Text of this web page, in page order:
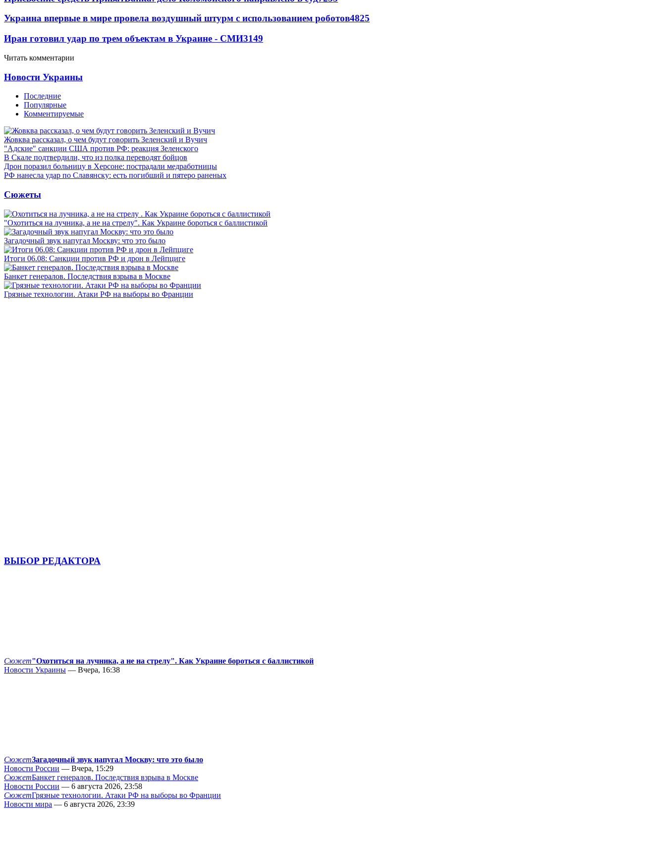
Украина впервые в мире провела воздушный штурм с использованием роботов4825
Иран готовил удар по трем объектам в Украине - СМИ3149
Читать комментарии
Новости Украины
Последние
Популярные
Комментируемые
Жовква рассказал, о чем будут говорить Зеленский и Вучич
"Адские" санкции США против РФ: реакция Зеленского
В Скале подтвердили, что из полка переводят бойцов
Дрон поразил больницу в Херсоне: пострадали медработницы
РФ нанесла удар по Славянску: есть погибший и пятеро раненых
Сюжеты
"Охотиться на лучника, а не на стрелу". Как Украине бороться с баллистикой
Загадочный звук напугал Москву: что это было
Итоги 06.08: Санкции против РФ и дрон в Лейпциге
Банкет генералов. Последствия взрыва в Москве
Грязные технологии. Атаки РФ на выборы во Франции
ВЫБОР РЕДАКТОРА
Сюжет"Охотиться на лучника, а не на стрелу". Как Украине бороться с баллистикой
Новости Украины — Вчера, 16:38
СюжетЗагадочный звук напугал Москву: что это было
Новости России — Вчера, 15:29
СюжетБанкет генералов. Последствия взрыва в Москве
Новости России — 6 августа 2026, 23:58
СюжетГрязные технологии. Атаки РФ на выборы во Франции
Новости мира — 6 августа 2026, 23:39